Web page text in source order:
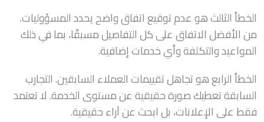
الخطأ الثالث هو عدم توقيع اتفاق واضح يحدد المسؤوليات.
من الأفضل الاتفاق على كل التفاصيل مسبقًا، بما في ذلك
المواعيد والتكلفة وأي خدمات إضافية.
الخطأ الرابع هو تجاهل تقييمات العملاء السابقين. التجارب
السابقة تعطيك صورة حقيقية عن مستوى الخدمة. لا تعتمد
فقط على الإعلانات، بل ابحث عن آراء حقيقية.